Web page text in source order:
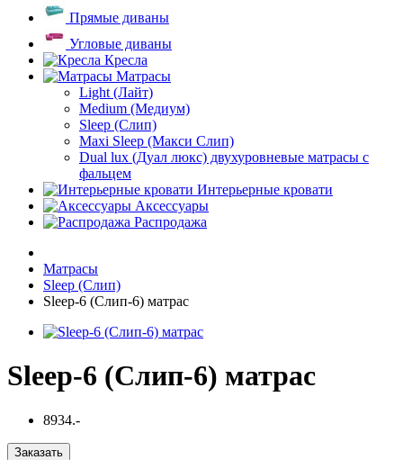
Прямые диваны
Угловые диваны
Кресла
Матрасы
Light (Лайт)
Medium (Медиум)
Sleep (Слип)
Maxi Sleep (Макси Слип)
Dual lux (Дуал люкс) двухуровневые матрасы с
фальцем
Интерьерные кровати
Аксессуары
Распродажа
Матрасы
Sleep (Слип)
Sleep-6 (Слип-6) матрас
Sleep-6 (Слип-6) матрас
8934.-
Заказать